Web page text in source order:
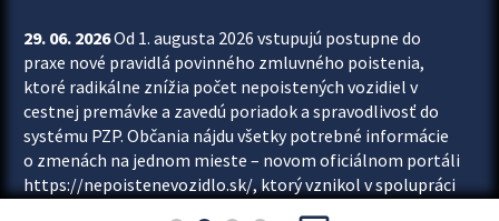
29. 06. 2026Od 1. augusta 2026 vstupujú postupne do
praxe nové pravidlá povinného zmluvného poistenia,
ktoré radikálne znížia počet nepoistených vozidiel v
cestnej premávke a zavedú poriadok a spravodlivosť do
systému PZP. Občania nájdu všetky potrebné informácie
o zmenách na jednom mieste – novom oficiálnom portáli
https://nepoistenevozidlo.sk/, ktorý vznikol v spolupráci